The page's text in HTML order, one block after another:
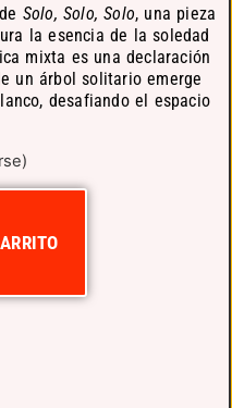
Solo, Solo, Solo, una pieza
la esencia de la soledad
mixta es una declaración
un árbol solitario emerge
desafiando el espacio